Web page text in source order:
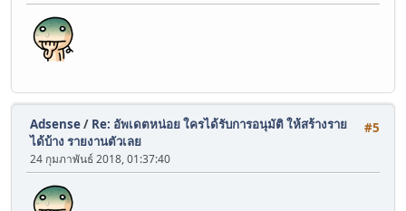
#5
Adsense/ Re: อัพเดตหน่อย ใครได้รับการอนุมัติ ให้สร้างราย
ได้บ้าง รายงานตัวเลย
24 กุมภาพันธ์ 2018, 01:37:40